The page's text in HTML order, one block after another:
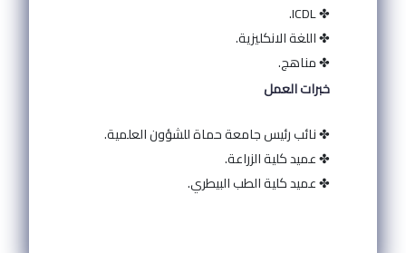
✤ ICDL.
✤ اللغة الانكليزية.
✤ مناهج.
خبرات العمل
✤ نائب رئيس جامعة حماة للشؤون العلمية.
✤ عميد كلية الزراعة.
✤ عميد كلية الطب البيطري.